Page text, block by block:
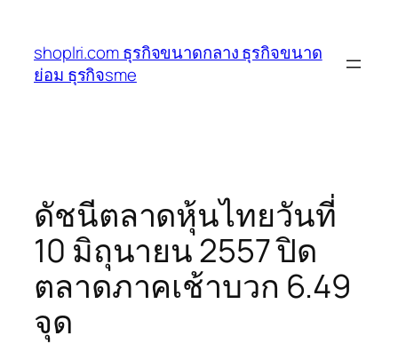
เนื้อหา
shoplri.com ธุรกิจขนาดกลาง ธุรกิจขนาด
ย่อม ธุรกิจsme
ดัชนีตลาดหุ้นไทยวันที่
10 มิถุนายน 2557 ปิด
ตลาดภาคเช้าบวก 6.49
จุด